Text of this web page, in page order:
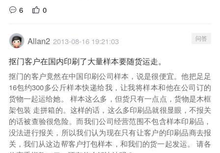
6
0
Allan2 2013-08-16 19:21:03 问答
抠门客户在国内印刷了大量样本要随货运走。
抠门的客户竟然在中国印刷公司样本，说是很便宜。他把足足
16包约300多公斤样本快递给我，让我将样本和他在公司订的
货物一起运给她。 样本这么多，但货只有一点点，货物是木框
架包装 走拼箱的。这样的话，这么多印刷品就很显眼，不报关
的话被查验很危险。而我们公司经营范围不包含样本印刷品，
没法进行报关，所以我们认为现在只有让客户的印刷品商去报
关，我们从这边帮客户打包样本，和我们的货一起发运。 请各